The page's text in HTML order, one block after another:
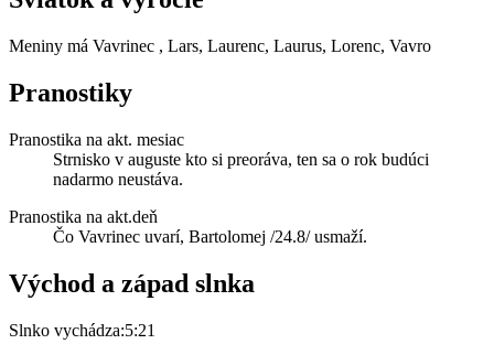
Meniny má Vavrinec , Lars, Laurenc, Laurus, Lorenc, Vavro
Pranostiky
Pranostika na akt. mesiac
Strnisko v auguste kto si preoráva, ten sa o rok budúci
nadarmo neustáva.
Pranostika na akt.deň
Čo Vavrinec uvarí, Bartolomej /24.8/ usmaží.
Východ a západ slnka
Slnko vychádza:5:21